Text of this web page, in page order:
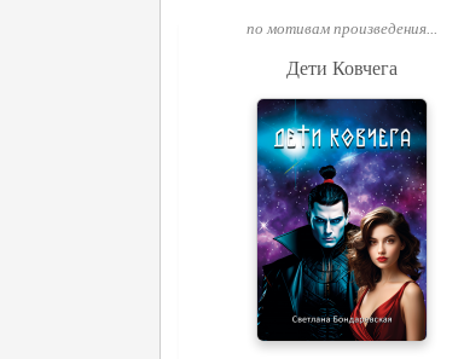
по мотивам произведения...
Дети Ковчега